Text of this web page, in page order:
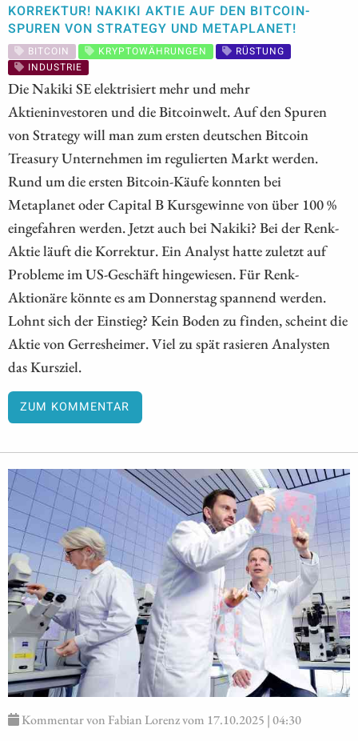
KORREKTUR! NAKIKI AKTIE AUF DEN BITCOIN-
SPUREN VON STRATEGY UND METAPLANET!
BITCOIN KRYPTOWÄHRUNGEN
RÜSTUNG
INDUSTRIE
Die Nakiki SE elektrisiert mehr und mehr
Aktieninvestoren und die Bitcoinwelt. Auf den Spuren
von Strategy will man zum ersten deutschen Bitcoin
Treasury Unternehmen im regulierten Markt werden.
Rund um die ersten Bitcoin-Käufe konnten bei
Metaplanet oder Capital B Kursgewinne von über 100 %
eingefahren werden. Jetzt auch bei Nakiki? Bei der Renk-
Aktie läuft die Korrektur. Ein Analyst hatte zuletzt auf
Probleme im US-Geschäft hingewiesen. Für Renk-
Aktionäre könnte es am Donnerstag spannend werden.
Lohnt sich der Einstieg? Kein Boden zu finden, scheint die
Aktie von Gerresheimer. Viel zu spät rasieren Analysten
das Kursziel.
ZUM KOMMENTAR
Kommentar von Fabian Lorenz vom 17.10.2025 | 04:30